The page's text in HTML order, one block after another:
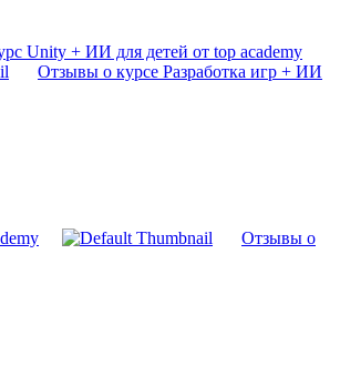
Unity + ИИ для детей от top academy
Отзывы о курсе Разработка игр + ИИ
Отзывы о